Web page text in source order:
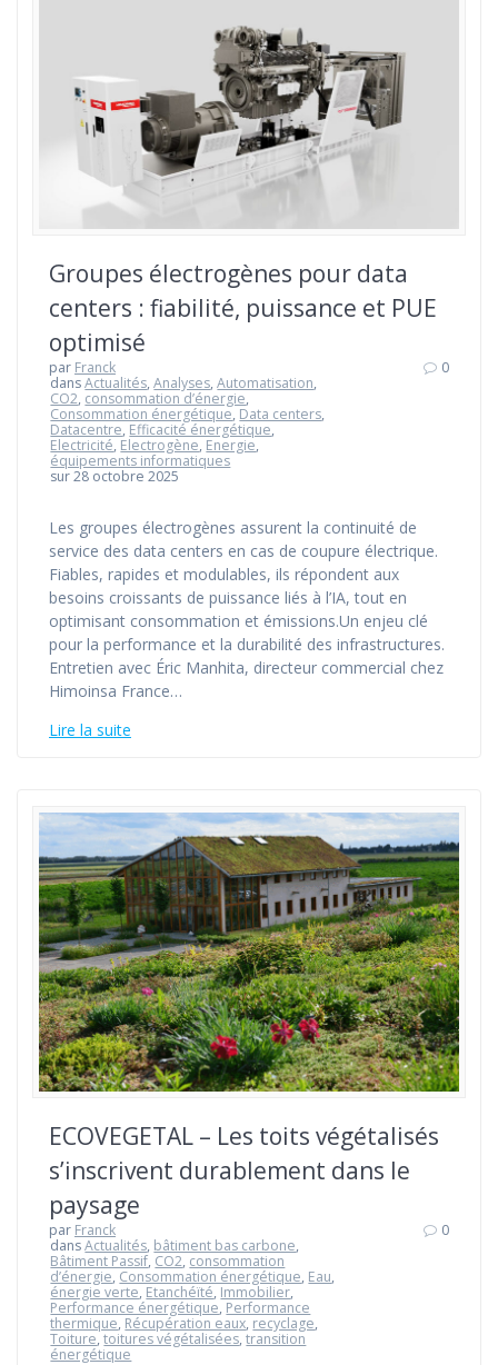
Groupes électrogènes pour data
centers : fiabilité, puissance et PUE
optimisé
par Franck
dansActualités,Analyses,Automatisation,
CO2, consommation d’énergie,
Consommation énergétique, Data centers,
Datacentre, Efficacité énergétique,
Electricité, Electrogène, Energie,
équipements informatiques
sur 28 octobre 2025
0
Les groupes électrogènes assurent la continuité de
service des data centers en cas de coupure électrique.
Fiables, rapides et modulables, ils répondent aux
besoins croissants de puissance liés à l’IA, tout en
optimisant consommation et émissions.Un enjeu clé
pour la performance et la durabilité des infrastructures.
Entretien avec Éric Manhita, directeur commercial chez
Himoinsa France…
Lire la suite
ECOVEGETAL – Les toits végétalisés
s’inscrivent durablement dans le
paysage
par Franck
dansActualités, bâtiment bas carbone,
Bâtiment Passif, CO2, consommation
d’énergie, Consommation énergétique, Eau,
énergie verte, Etanchéïté, Immobilier,
Performance énergétique, Performance
thermique, Récupération eaux, recyclage,
Toiture,toitures végétalisées,transition
énergétique
0